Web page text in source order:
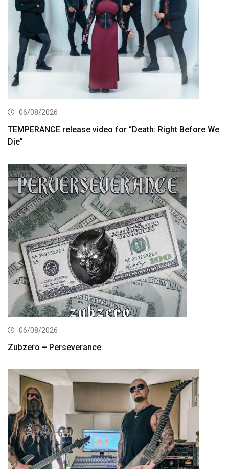
06/08/2026
TEMPERANCE release video for “Death: Right Before We
Die”
06/08/2026
Zubzero – Perseverance